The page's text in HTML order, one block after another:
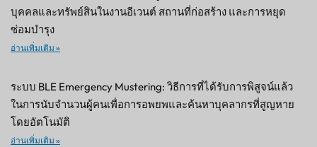
บุคคลและทรัพย์สินในงานอีเวนต์ สถานที่ก่อสร้าง และการหยุด
ซ่อมบำรุง
อ่านเพิ่มเติม »
ระบบ BLE Emergency Mustering: วิธีการที่ได้รับการพิสูจน์แล้ว
ในการนับจำนวนผู้คนเพื่อการอพยพและค้นหาบุคลากรที่สูญหาย
โดยอัตโนมัติ
อ่านเพิ่มเติม »